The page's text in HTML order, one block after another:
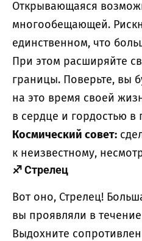
Открывающаяся
многообещающей.
единственном, что
При этом расширяйте
границы. Поверьте, вы
на это время своей
в сердце и гордостью в
Космический совет:
к неизвестному,
♐Стрелец
Вот оно, Стрелец!
вы проявляли в
Выдохните